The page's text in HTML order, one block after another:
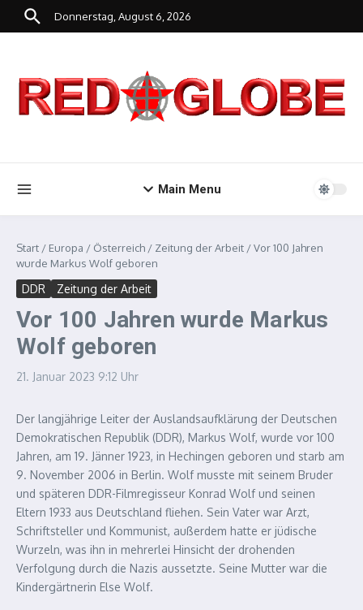
Zum Inhalt springen
Donnerstag, August 6, 2026
Main Menu
Start / Europa / Österreich / Zeitung der Arbeit /Vor 100 Jahren
wurde Markus Wolf geboren
DDR Zeitung der Arbeit
Vor 100 Jahren wurde Markus
Wolf geboren
21. Januar 2023 9:12 Uhr
Der langjährige Leiter der Auslandsaufklärung der Deutschen
Demokratischen Republik (DDR), Markus Wolf, wurde vor 100
Jahren, am 19. Jänner 1923, in Hechingen geboren und starb am
9. November 2006 in Berlin. Wolf musste mit seinem Bruder
und späteren DDR-Filmregisseur Konrad Wolf und seinen
Eltern 1933 aus Deutschland fliehen. Sein Vater war Arzt,
Schriftsteller und Kommunist, außerdem hatte er jüdische
Wurzeln, was ihn in mehrerlei Hinsicht der drohenden
Verfolgung durch die Nazis aussetzte. Seine Mutter war die
Kindergärtnerin Else Wolf.